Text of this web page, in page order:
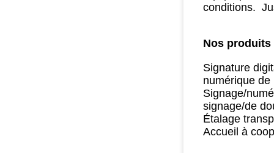
conditions.
Nos
Signature
numérique de
Signage/
signage/de
Étalage
Accueil à